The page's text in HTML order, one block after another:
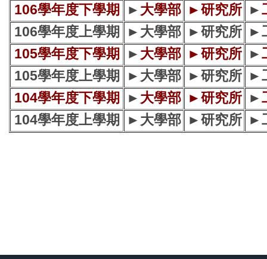
106學年度下學期
► 大學部 ► 研究所 ►
106學年度上學期
► 大學部 ► 研究所 ►
105學年度下學期
► 大學部 ► 研究所 ►
105學年度上學期
► 大學部 ► 研究所 ►
104學年度下學期
► 大學部 ► 研究所 ►
104學年度上學期
► 大學部 ► 研究所 ►